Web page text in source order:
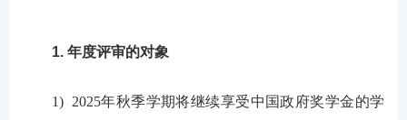
1. 年度评审的对象
1) 2025年秋季学期将继续享受中国政府奖学金的学